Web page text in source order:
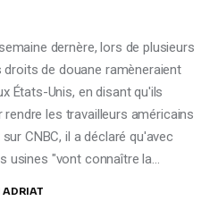
dernère, lors de plusieurs
de douane ramèneraient
États-Unis, en disant qu'ils
les travailleurs américains
CNBC, il a déclaré qu'avec
usines "vont connaître la…